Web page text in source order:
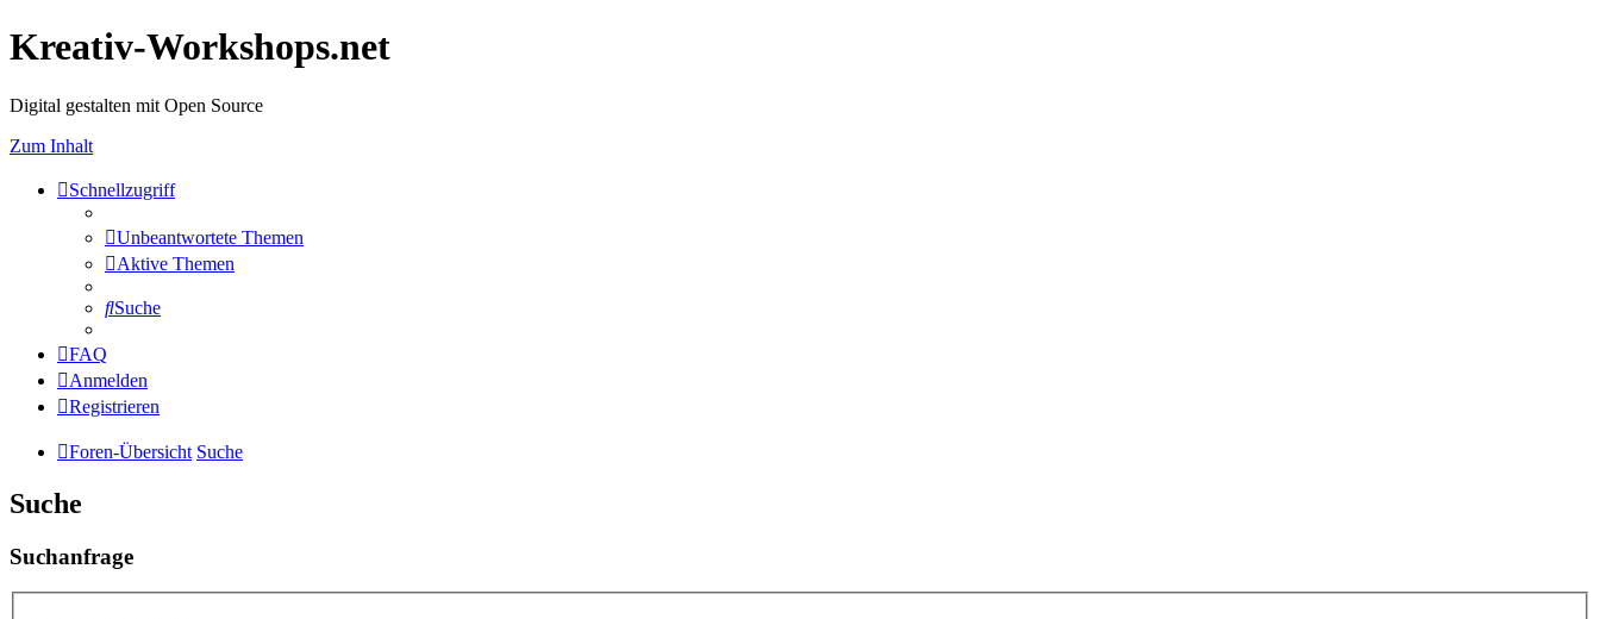
Kreativ-Workshops.net
Digital gestalten mit Open Source
Zum Inhalt
Schnellzugriff
Unbeantwortete Themen
Aktive Themen
Suche
FAQ
Anmelden
Registrieren
Foren-Übersicht Suche
Suche
Suchanfrage